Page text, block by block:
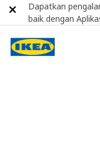
Dapatkan
baik dengan